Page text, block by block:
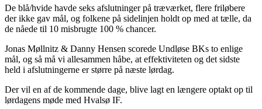
De blå/hvide havde seks afslutninger på træværket, flere friløbere
der ikke gav mål, og folkene på sidelinjen holdt op med at tælle, da
de nåede til 10 misbrugte 100 % chancer.
Jonas Møllnitz & Danny Hensen scorede Undløse BKs to enlige
mål, og så må vi allesammen håbe, at effektiviteten og det sidste
held i afslutningerne er større på næste lørdag.
Der vil en af de kommende dage, blive lagt en længere optakt op til
lørdagens møde med Hvalsø IF.